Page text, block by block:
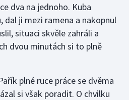
dva na jednoho. Kuba
dal ji mezi ramena a nakopnul
situaci skvěle zahráli a
dvou minutách si to plně
plné ruce práce se dvěma
si však poradit. O chvilku